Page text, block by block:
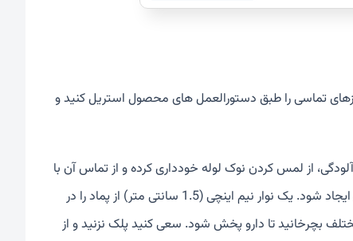
تماسی را طبق دستورالعمل های محصول استریل کنید و
از لمس کردن نوک لوله خودداری کرده و از تماس آن با
چشم یا سطوح دیگر پرهیز کنید. پلک پایین را به آرامی پایین بکشید تا حفره ای ایجاد شود. یک نوار نیم اینچی (1.5 سانتی متر) از پماد را در
بچرخانید تا دارو پخش شود. سعی کنید پلک نزنید و از